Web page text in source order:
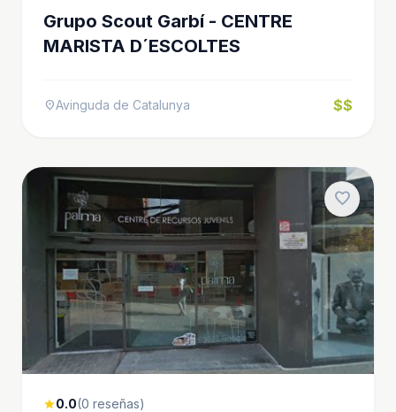
Grupo Scout Garbí - CENTRE
MARISTA D´ESCOLTES
location_onAvinguda de Catalunya $$
favorite
star0.0(0 reseñas)